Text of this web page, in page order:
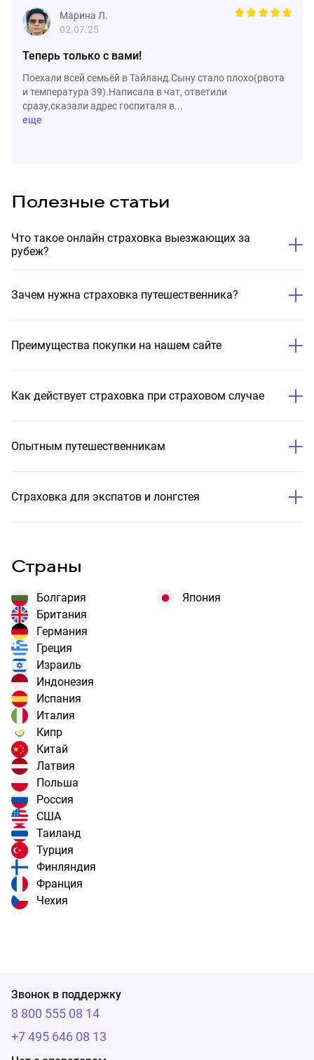
Марина Л.
02.07.25
Теперь только с вами!
Поехали всей семьёй в Тайланд.Сыну стало плохо(рвота
и температура 39).Написала в чат, ответили
сразу,сказали адрес госпиталя в...
еще
Полезные статьи
Что такое онлайн страховка выезжающих за
рубеж?
Зачем нужна страховка путешественника?
Преимущества покупки на нашем сайте
Как действует страховка при страховом случае
Опытным путешественникам
Страховка для экспатов и лонгстея
Страны
Болгария
Британия
Германия
Греция
Израиль
Индонезия
Испания
Италия
Кипр
Китай
Латвия
Польша
Россия
США
Таиланд
Турция
Финляндия
Франция
Чехия
Япония
Звонок в поддержку
8 800 555 08 14
+7 495 646 08 13